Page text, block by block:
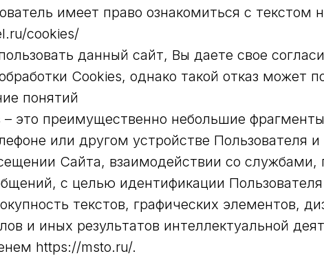
имеет право ознакомиться с
cookies/
данный сайт, Вы даете свое
Cookies, однако такой отказ может
понятий
это преимущественно небольшие
или другом устройстве Пользователя
Сайта, взаимодействии со
с целью идентификации
текстов, графических элементов,
и иных результатов интеллектуальной
https://msto.ru/.